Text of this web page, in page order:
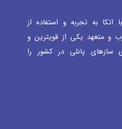
به تجربه و استفاده از
متعهد یکی از قویترین و
سازهای پانلی در کشور را